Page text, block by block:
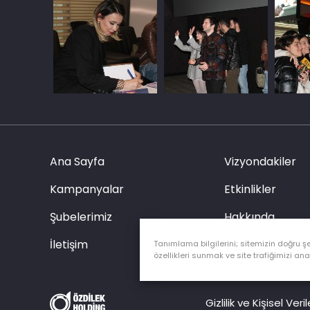
Ana Sayfa Vizyondakiler
Kampanyalar
Etkinlikler
Şubelerimiz
Hakkında
İletişim
Özel Etkinlik
Gizlilik ve Kişisel
Tanımlama bilgilerini; sitemizin doğru
özellikleri sunmak ve site trafiğimizi